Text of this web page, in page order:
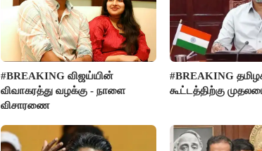
#BREAKING விஜய்யின்
விவாகரத்து வழக்கு - நாளை
விசாரணை
#BREAKING
கூட்டத்திற்கு